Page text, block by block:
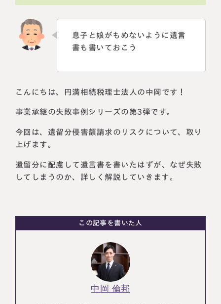
選ばれる理由
よくある質問
私たちについて
選ばれる理由
法人情報
セミナー
円満相続塾（受講生募集中）
息子と娘がもめないように遺言
書も書いておこう
こんにちは、円満相続税理士法人の中岡です！
事業承継の失敗事例シリーズの第3弾です。
今回は、遺留分侵害額請求のリスクについて、取り
上げます。
遺留分に配慮して遺言書を書いたはずが、なぜ失敗
してしまうのか、詳しく解説していきます。
この記事を書いた人
中岡 倫邦